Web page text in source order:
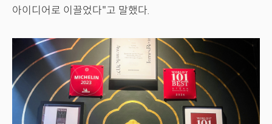
아이디어로 이끌었다"고 말했다.